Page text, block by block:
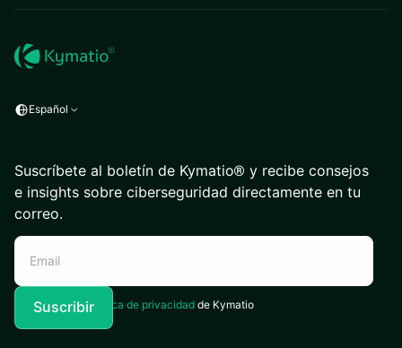
Español
Suscríbete al boletín de Kymatio® y recibe consejos
e insights sobre ciberseguridad directamente en tu
correo.
Acepto laPolítica de privacidad de Kymatio